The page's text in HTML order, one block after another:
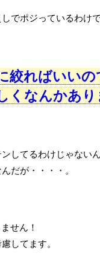
でポジっているわけ
絞ればいい
くなんかあり
してるわけじゃない
だが・・・・。
せん！
してます。